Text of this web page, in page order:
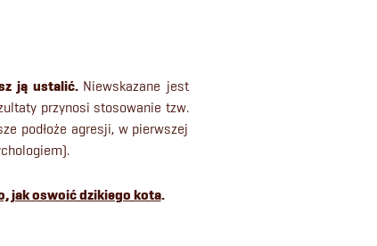
ją ustalić. Niewskazane jest
przynosi stosowanie tzw.
podłoże agresji, w pierwszej
jak oswoić dzikiego kota.